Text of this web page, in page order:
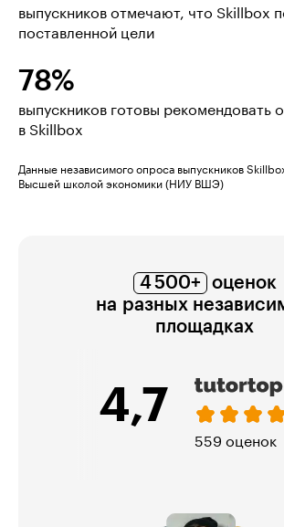
выпускников отмечают, что Skillbox
поставленной цели
78%
выпускников готовы рекомендовать
в Skillbox
Данные независимого опроса выпускников
Высшей школой экономики (НИУ ВШЭ)
4 500+ оценок
на разных
площадках
559 оценок